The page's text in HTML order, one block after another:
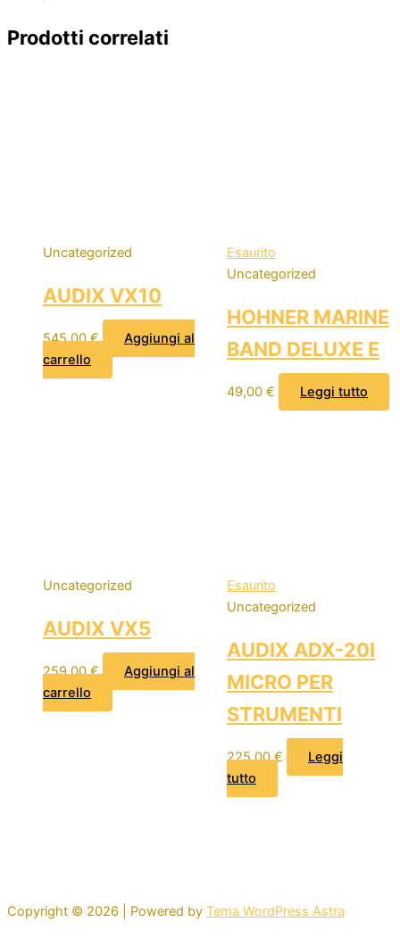
Prodotti correlati
Uncategorized
AUDIX VX10
545,00€
Aggiungi al
carrello
Esaurito
Uncategorized
HOHNER MARINE
BAND DELUXE E
49,00 € Leggi tutto
Uncategorized
AUDIX VX5
259,00€
Aggiungi al
carrello
Esaurito
Uncategorized
AUDIX ADX-20I
MICRO PER
STRUMENTI
225,00€
Leggi
tutto
Copyright © 2026 | Powered by Tema WordPress Astra